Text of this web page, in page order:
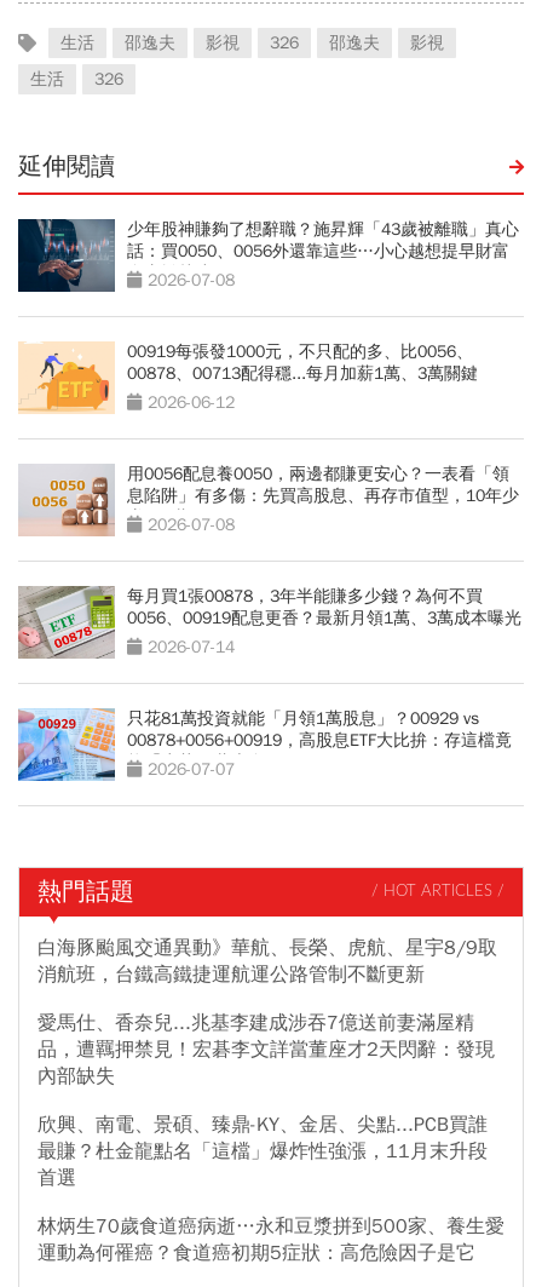
生活 邵逸夫 影視 326 邵逸夫
影視
生活
326
延伸閱讀
少年股神賺夠了想辭職？施昇輝「43歲被離職」真心
話：買0050、0056外還靠這些…小心越想提早財富
自由離越遠
2026-07-08
00919每張發1000元，不只配的多、比0056、
00878、00713配得穩...每月加薪1萬、3萬關鍵
2026-06-12
用0056配息養0050，兩邊都賺更安心？一表看「領
息陷阱」有多傷：先買高股息、再存市值型，10年少
賺330萬
2026-07-08
每月買1張00878，3年半能賺多少錢？為何不買
0056、00919配息更香？最新月領1萬、3萬成本曝光
2026-07-14
只花81萬投資就能「月領1萬股息」？00929 vs
00878+0056+00919，高股息ETF大比拚：存這檔竟
能「少花30萬本金」
2026-07-07
熱門話題 / HOT ARTICLES /
白海豚颱風交通異動》華航、長榮、虎航、星宇8/9取
消航班，台鐵高鐵捷運航運公路管制不斷更新
愛馬仕、香奈兒...兆基李建成涉吞7億送前妻滿屋精
品，遭羈押禁見！宏碁李文詳當董座才2天閃辭：發現
內部缺失
欣興、南電、景碩、臻鼎-KY、金居、尖點...PCB買誰
最賺？杜金龍點名「這檔」爆炸性強漲，11月末升段
首選
林炳生70歲食道癌病逝…永和豆漿拼到500家、養生愛
運動為何罹癌？食道癌初期5症狀：高危險因子是它